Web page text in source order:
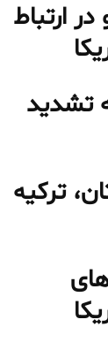
ارتباط
تشدید
ترکیه